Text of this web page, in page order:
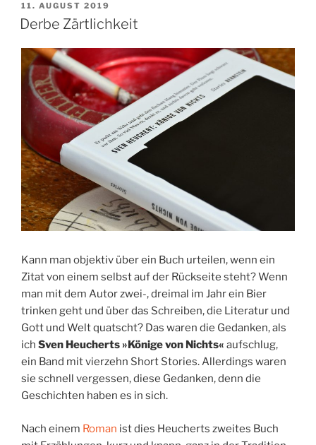
VERÖFFENTLICHT
AM
11. AUGUST 2019
Derbe Zärtlichkeit
Kann man objektiv über ein Buch urteilen, wenn ein
Zitat von einem selbst auf der Rückseite steht? Wenn
man mit dem Autor zwei-, dreimal im Jahr ein Bier
trinken geht und über das Schreiben, die Literatur und
Gott und Welt quatscht? Das waren die Gedanken, als
ich Sven Heucherts »Könige von Nichts« aufschlug,
ein Band mit vierzehn Short Stories. Allerdings waren
sie schnell vergessen, diese Gedanken, denn die
Geschichten haben es in sich.
Nach einem Roman ist dies Heucherts zweites Buch